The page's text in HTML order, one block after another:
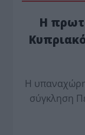
Η
Η
σύγκληση